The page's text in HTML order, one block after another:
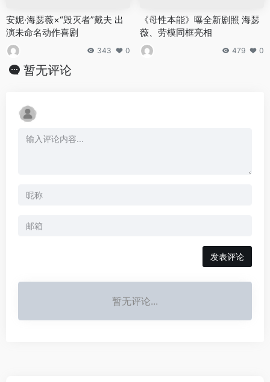
安妮·海瑟薇×“毁灭者”戴夫 出
演未命名动作喜剧
343 0
《母性本能》曝全新剧照 海瑟
薇、劳模同框亮相
479 0
暂无评论
发表评论
暂无评论...